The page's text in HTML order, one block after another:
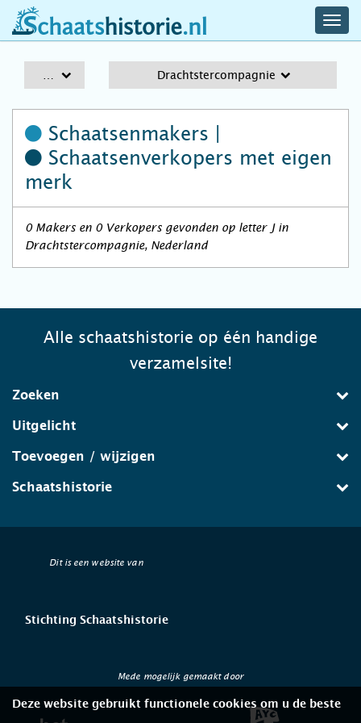
schaatshistorie.nl
Drachtstercompagnie
Schaatsenmakers |
Schaatsenverkopers met eigen
merk
0 Makers en 0 Verkopers gevonden op letter J in
Drachtstercompagnie, Nederland
Alle schaatshistorie op één handige
verzamelsite!
Zoeken
Uitgelicht
Toevoegen / wijzigen
Schaatshistorie
Dit is een website van
Stichting Schaatshistorie
Mede mogelijk gemaakt door
Deze website gebruikt functionele cookies om u de beste